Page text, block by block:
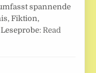
spannende
Fiktion,
Read